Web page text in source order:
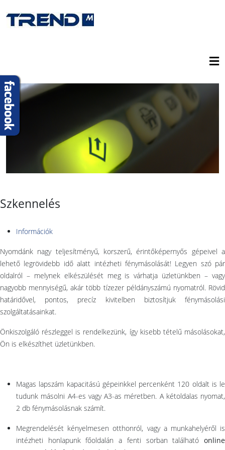
Szkennelés
Információk
Nyomdánk nagy teljesítményű, korszerű, érintőképernyős gépeivel a
lehető legrövidebb idő alatt intézheti fénymásolását! Legyen szó pár
oldalról – melynek elkészülését meg is várhatja üzletünkben – vagy
nagyobb mennyiségű, akár több tízezer példányszámú nyomatról. Rövid
határidővel, pontos, precíz kivitelben biztosítjuk fénymásolási
szolgáltatásainkat.
Önkiszolgáló részleggel is rendelkezünk, így kisebb tételű másolásokat,
Ön is elkészíthet üzletünkben.
Magas lapszám kapacitású gépeinkkel percenként 120 oldalt is le
tudunk másolni A4-es vagy A3-as méretben. A kétoldalas nyomat,
2 db fénymásolásnak számít.
Megrendelését kényelmesen otthonról, vagy a munkahelyéről is
intézheti honlapunk főoldalán a fenti sorban található online